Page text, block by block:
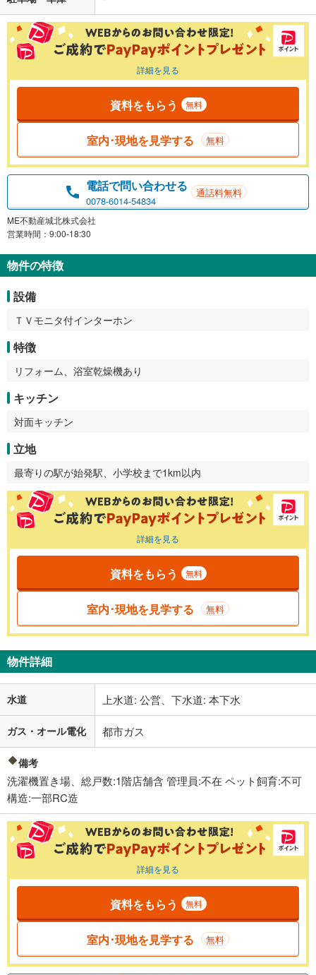
詳細を見る
資料をもらう 無料
室内･現地を見学する 無料
電話で問い合わせる
0078-6014-54834
通話料無料
ME不動産城北株式会社
営業時間：9:00-18:30
物件の特徴
設備
ＴＶモニタ付インターホン
特徴
リフォーム、浴室乾燥機あり
キッチン
対面キッチン
立地
最寄りの駅が始発駅、小学校まで1km以内
詳細を見る
資料をもらう 無料
室内･現地を見学する 無料
物件詳細
水道 上水道: 公営、下水道: 本下水
ガス・オール電化 都市ガス
備考
洗濯機置き場、総戸数:1階店舗含 管理員:不在 ペット飼育:不可
構造:一部RC造
詳細を見る
資料をもらう 無料
室内･現地を見学する 無料